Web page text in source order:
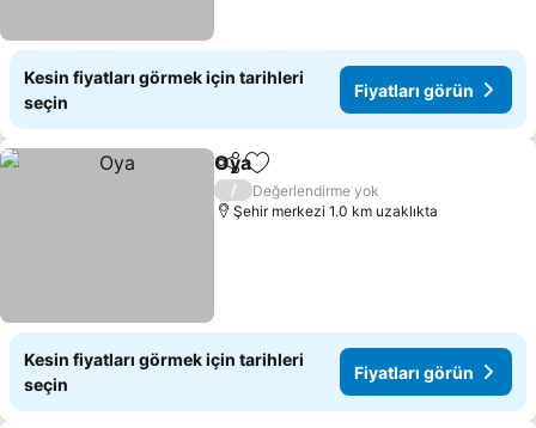
Kesin fiyatları görmek için tarihleri
seçin
Fiyatları görün
PaylaşFavorilerime ekle
Oya
/
Değerlendirme yok
Şehir merkezi 1.0 km uzaklıkta
Kesin fiyatları görmek için tarihleri
seçin
Fiyatları görün